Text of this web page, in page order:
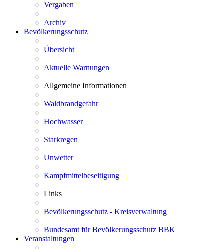
Vergaben
Archiv
Bevölkerungsschutz
Übersicht
Aktuelle Warnungen
Allgemeine Informationen
Waldbrandgefahr
Hochwasser
Starkregen
Unwetter
Kampfmittelbeseitigung
Links
Bevölkerungsschutz - Kreisverwaltung
Bundesamt für Bevölkerungsschutz BBK
Veranstaltungen